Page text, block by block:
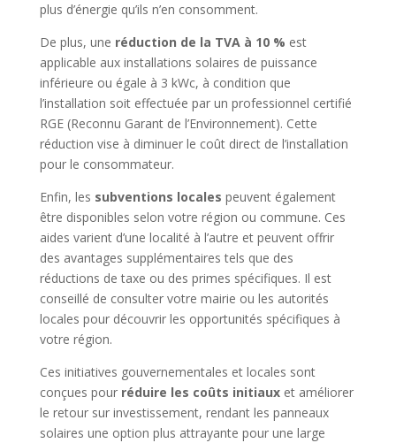
plus d’énergie qu’ils n’en consomment.
De plus, une réduction de la TVA à 10 % est
applicable aux installations solaires de puissance
inférieure ou égale à 3 kWc, à condition que
l’installation soit effectuée par un professionnel certifié
RGE (Reconnu Garant de l’Environnement). Cette
réduction vise à diminuer le coût direct de l’installation
pour le consommateur.
Enfin, les subventions locales peuvent également
être disponibles selon votre région ou commune. Ces
aides varient d’une localité à l’autre et peuvent offrir
des avantages supplémentaires tels que des
réductions de taxe ou des primes spécifiques. Il est
conseillé de consulter votre mairie ou les autorités
locales pour découvrir les opportunités spécifiques à
votre région.
Ces initiatives gouvernementales et locales sont
conçues pour réduire les coûts initiauxet améliorer
le retour sur investissement, rendant les panneaux
solaires une option plus attrayante pour une large